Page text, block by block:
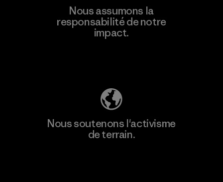
Nous assumons la
responsabilité de notre
impact.
Nous soutenons l'activisme
de terrain.